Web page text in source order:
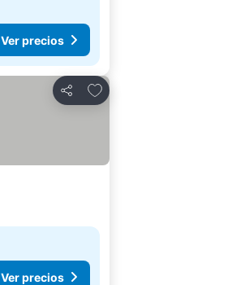
Ver precios
Compartir
Agregar a favoritos
Ver precios